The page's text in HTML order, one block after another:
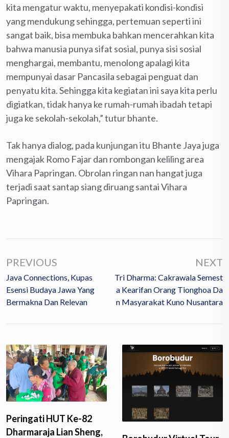
kita mengatur waktu, menyepakati kondisi-kondisi
yang mendukung sehingga, pertemuan seperti ini
sangat baik, bisa membuka bahkan mencerahkan kita
bahwa manusia punya sifat sosial, punya sisi sosial
menghargai, membantu, menolong apalagi kita
mempunyai dasar Pancasila sebagai penguat dan
penyatu kita. Sehingga kita kegiatan ini saya kita perlu
digiatkan, tidak hanya ke rumah-rumah ibadah tetapi
juga ke sekolah-sekolah,” tutur bhante.
Tak hanya dialog, pada kunjungan itu Bhante Jaya juga
mengajak Romo Fajar dan rombongan keliling area
Vihara Papringan. Obrolan ringan nan hangat juga
terjadi saat santap siang diruang santai Vihara
Papringan.
PREVIOUS
Java Connections, Kupas
Esensi Budaya Jawa Yang
Bermakna Dan Relevan
NEXT
Tri Dharma: Cakrawala Semest
A Kearifan Orang Tionghoa Da
N Masyarakat Kuno Nusantara
Peringati HUT Ke-82
Dharmaraja Lian Sheng,